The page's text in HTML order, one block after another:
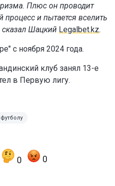
Плюс он проводит
и пытается вселить
сказал Шацкий Legalbet.kz.
с ноября 2024 года.
клуб занял 13-е
в Первую лигу.
0 0